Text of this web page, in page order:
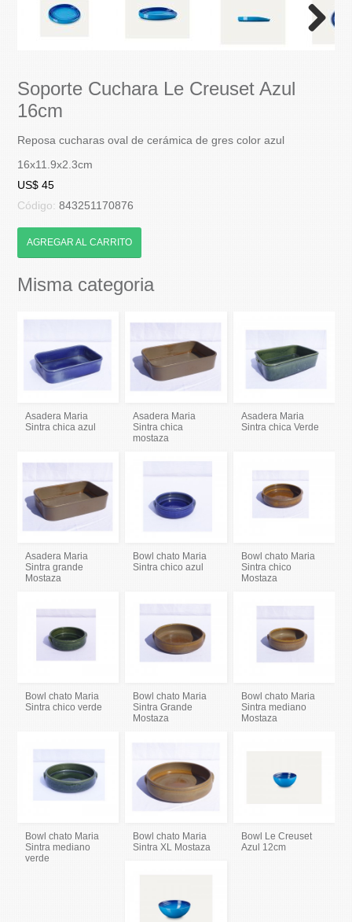
Soporte Cuchara Le Creuset Azul
16cm
Reposa cucharas oval de cerámica de gres color azul
16x11.9x2.3cm
US$ 45
Código:843251170876
AGREGAR AL CARRITO
Misma categoria
Asadera Maria
Sintra chica azul
Asadera Maria
Sintra chica
mostaza
Asadera Maria
Sintra chica Verde
Asadera Maria
Sintra grande
Mostaza
Bowl chato Maria
Sintra chico azul
Bowl chato Maria
Sintra chico
Mostaza
Bowl chato Maria
Sintra chico verde
Bowl chato Maria
Sintra Grande
Mostaza
Bowl chato Maria
Sintra mediano
Mostaza
Bowl chato Maria
Sintra mediano
verde
Bowl chato Maria
Sintra XL Mostaza
Bowl Le Creuset
Azul 12cm